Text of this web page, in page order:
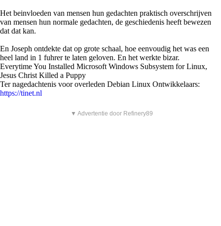
Het beinvloeden van mensen hun gedachten praktisch overschrijven
van mensen hun normale gedachten, de geschiedenis heeft bewezen
dat dat kan.
En Joseph ontdekte dat op grote schaal, hoe eenvoudig het was een
heel land in 1 fuhrer te laten geloven. En het werkte bizar.
Everytime You Installed Microsoft Windows Subsystem for Linux,
Jesus Christ Killed a Puppy
Ter nagedachtenis voor overleden Debian Linux Ontwikkelaars:
https://tinet.nl
▼ Advertentie door Refinery89